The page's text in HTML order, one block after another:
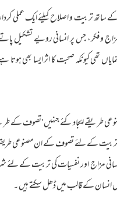
تربیت و اصلاح کیلئے ایک عملی کردار
فکر، جس پر انسانی رویے تشکیل پاتے
تھی کیونکہ صحبت کا اثر ایسا بھی
طریقے ایجاد کئے جنہیں 'تصوف کے
و تربیت کے لئے تصوف کے ان
مزاج اور نفسیات کی تربیت کے لئے
انسان کے قالب میں ڈھل سکتے ہیں ۔